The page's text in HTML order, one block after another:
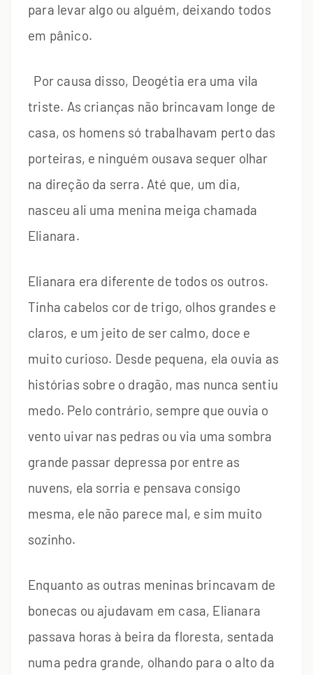
para levar algo ou alguém, deixando todos
em pânico.
Por causa disso, Deogétia era uma vila
triste. As crianças não brincavam longe de
casa, os homens só trabalhavam perto das
porteiras, e ninguém ousava sequer olhar
na direção da serra. Até que, um dia,
nasceu ali uma menina meiga chamada
Elianara.
Elianara era diferente de todos os outros.
Tinha cabelos cor de trigo, olhos grandes e
claros, e um jeito de ser calmo, doce e
muito curioso. Desde pequena, ela ouvia as
histórias sobre o dragão, mas nunca sentiu
medo. Pelo contrário, sempre que ouvia o
vento uivar nas pedras ou via uma sombra
grande passar depressa por entre as
nuvens, ela sorria e pensava consigo
mesma, ele não parece mal, e sim muito
sozinho.
Enquanto as outras meninas brincavam de
bonecas ou ajudavam em casa, Elianara
passava horas à beira da floresta, sentada
numa pedra grande, olhando para o alto da